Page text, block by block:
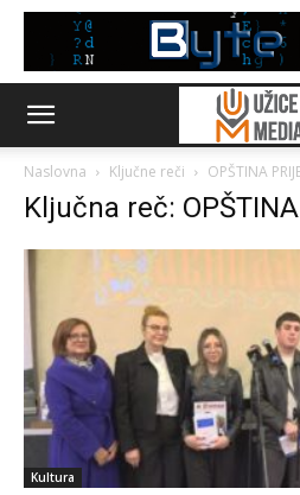
Naslovna Ključne reči OPŠTINA
Ključna reč:
Kultura